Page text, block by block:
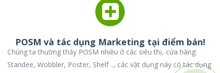
POSM và tác dụng Marketing tại điểm bán!
Chúng ta thường thấy POSM nhiều ở các siêu thị, cửa hàng:
Standee, Wobbler, Poster, Shelf .., các vật dụng này có tác dụng